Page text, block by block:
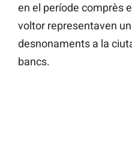
en el període comprès
voltor representaven
desnonaments a la
bancs.